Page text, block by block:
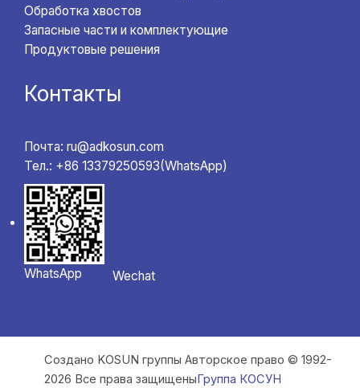
Обработка хвостов
Запасные части и комплектующие
Продуктовые решения
Контакты
Почта: ru@adkosun.com
Тел.: +86 13379250593(WhatsApp)
WhatsApp Wechat
Создано KOSUN группы Авторское право © 1992-
2026 Все права защищеныГруппа КОСУН